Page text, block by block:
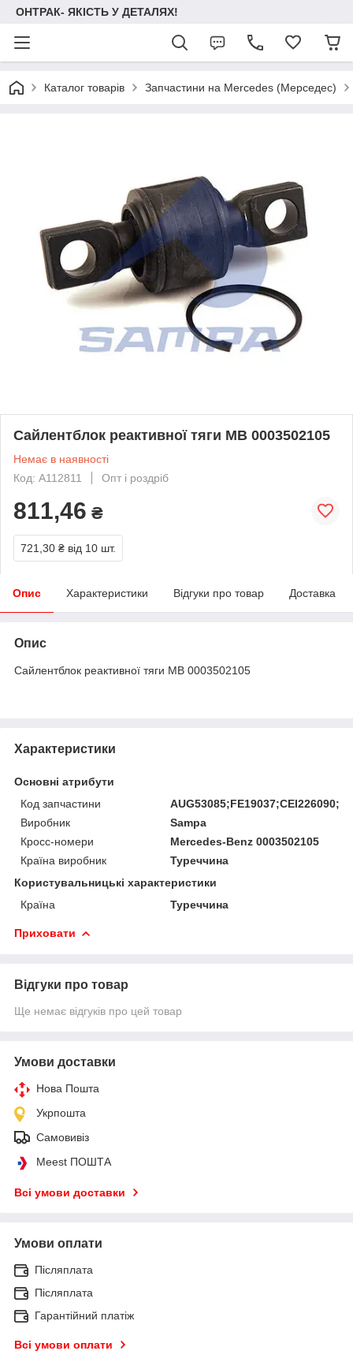
ОНТРАК- ЯКІСТЬ У ДЕТАЛЯХ!
Каталог товарів Запчастини на Mercedes (Мерседес)
Сайлентблок реактивної тяги MB 0003502105
Немає в наявності
Код: A112811
Опт і роздріб
811,46 ₴
721,30 ₴ від 10 шт.
Опис Характеристики Відгуки про товар Доставка
Опис
Сайлентблок реактивної тяги MB 0003502105
Характеристики
Основні атрибути
Код запчастини
Виробник
Sampa
Кросс-номери
Mercedes-Benz 0003502105
Країна виробник
Туреччина
Користувальницькі характеристики
Країна
Туреччина
Приховати
Відгуки про товар
Ще немає відгуків про цей товар
Умови доставки
Нова Пошта
Укрпошта
Самовивіз
Meest ПОШТА
Всі умови доставки
Умови оплати
Післяплата
Післяплата
Гарантійний платіж
Всі умови оплати